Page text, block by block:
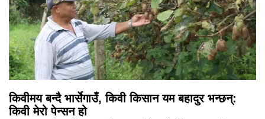
किवीमय बन्दै भार्सेगाउँ, किवी किसान यम बहादुर भन्छन्:
किवी मेरो पेन्सन हो